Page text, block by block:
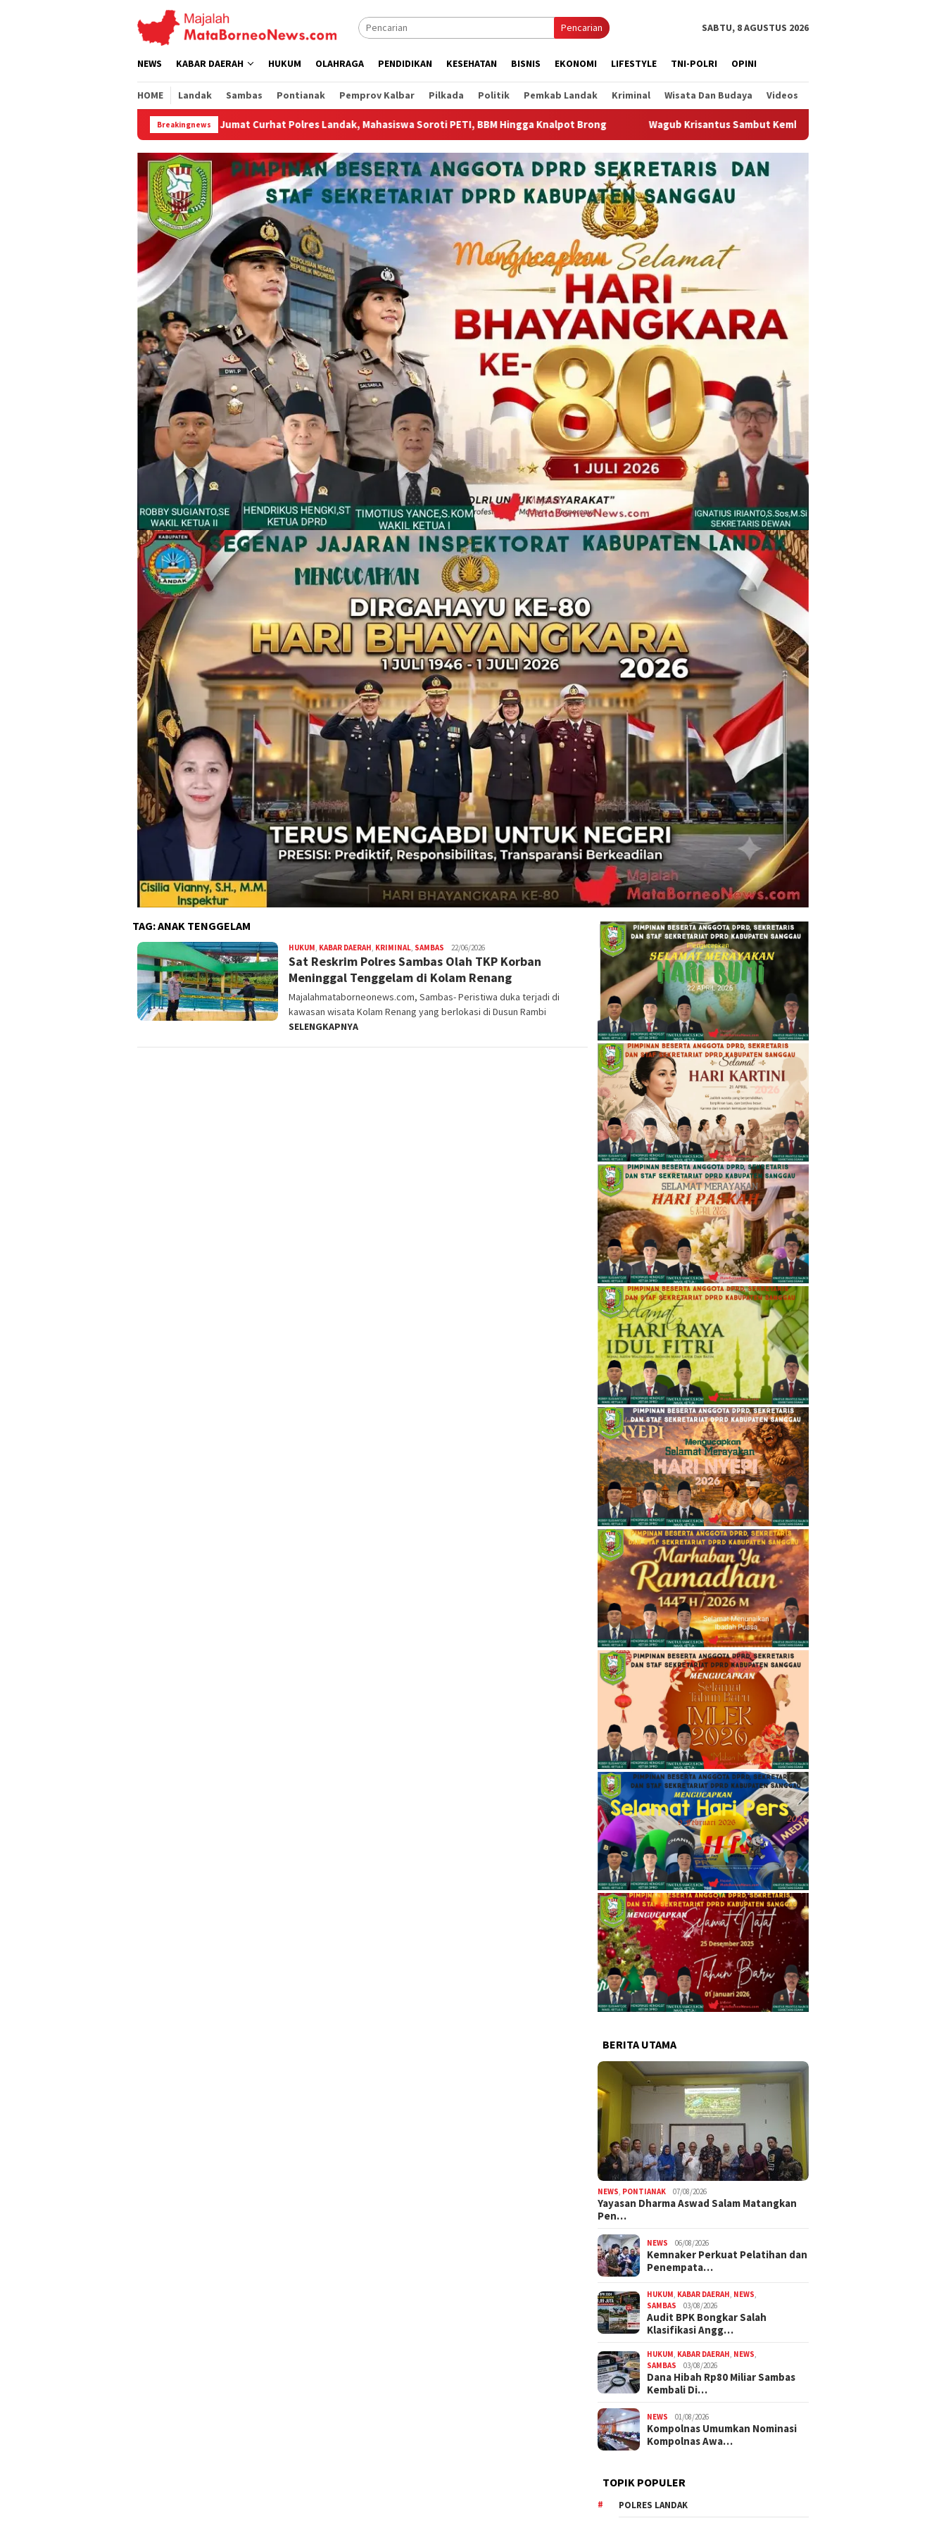
Pencarian SABTU, 8 AGUSTUS 2026
NEWS KABAR DAERAH HUKUM OLAHRAGA PENDIDIKAN KESEHATAN BISNIS EKONOMI LIFESTYLE TNI-POLRI OPINI
HOME Landak Sambas Pontianak Pemprov Kalbar Pilkada Politik Pemkab Landak Kriminal Wisata Dan Budaya Videos
Breakingnews
Jumat Curhat Polres Landak, Mahasiswa Soroti PETI, BBM Hingga Knalpot Brong Wagub Krisantus Sambut Kembali Berjalannya Ekspor Alumina, Dorong Penguatan
TAG:ANAK TENGGELAM
HUKUM, KABAR DAERAH, KRIMINAL, SAMBAS Nopriyanto
22/06/2026
Sat Reskrim Polres Sambas Olah TKP Korban
Meninggal Tenggelam di Kolam Renang
Majalahmataborneonews.com, Sambas- Peristiwa duka terjadi di
kawasan wisata Kolam Renang yang berlokasi di Dusun Rambi
SELENGKAPNYA
BERITA UTAMA
NEWS PONTIANAK 07/08/2026
Yayasan Dharma Aswad Salam Matangkan
Pen…
NEWS 06/08/2026
Kemnaker Perkuat Pelatihan dan
Penempata…
HUKUM KABAR DAERAH NEWS
SAMBAS
03/08/2026
Audit BPK Bongkar Salah
Klasifikasi Angg…
HUKUM KABAR DAERAH NEWS
SAMBAS
03/08/2026
Dana Hibah Rp80 Miliar Sambas
Kembali Di…
NEWS 01/08/2026
Kompolnas Umumkan Nominasi
Kompolnas Awa…
TOPIK POPULER
POLRES LANDAK